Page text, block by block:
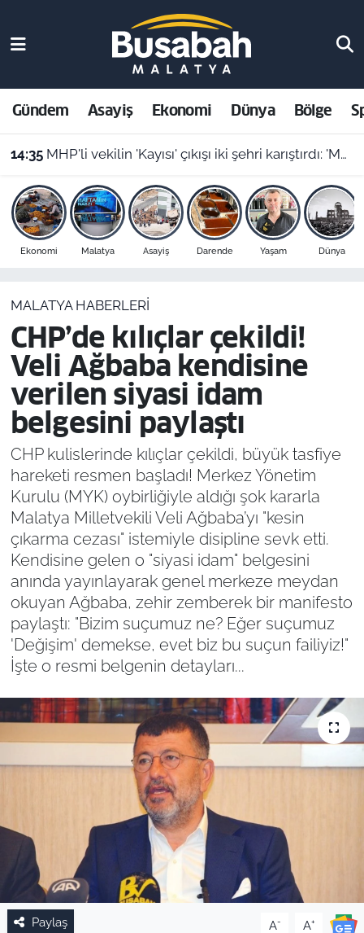
Gündem Asayiş Ekonomi Dünya Bölge
14:35 MHP'li vekilin 'Kayısı' çıkışı iki şehri karıştırdı: 'Malatya’yı cinayetle suçlayamazsınız!'
14:31 Malatya’da dehşet anı: Kontrolden çıkan hafriyat kamyonu evin içine girdi!
Ekonomi Malatya Asayiş Darende Yaşam Dünya
MALATYA HABERLERI
CHP’de kılıçlar çekildi!
Veli Ağbaba kendisine
verilen siyasi idam
belgesini paylaştı
CHP kulislerinde kılıçlar çekildi, büyük tasfiye
hareketi resmen başladı! Merkez Yönetim
Kurulu (MYK) oybirliğiyle aldığı şok kararla
Malatya Milletvekili Veli Ağbaba’yı "kesin
çıkarma cezası" istemiyle disipline sevk etti.
Kendisine gelen o "siyasi idam" belgesini
anında yayınlayarak genel merkeze meydan
okuyan Ağbaba, zehir zemberek bir manifesto
paylaştı: "Bizim suçumuz ne? Eğer suçumuz
'Değişim' demekse, evet biz bu suçun failiyiz!"
İşte o resmi belgenin detayları...
Paylaş A- A+
Asayiş
Ekonomi
Dünya
Bölge
Resmi İlanlar
Malatya Nöbetçi Eczaneler
Malatya Hava Durumu
Malatya Namaz Vakitleri
Malatya Trafik Yoğunluk Haritası
Süper Lig Puan Durumu ve Fikstür
Son Dakika Haberleri
Haber Arşivi